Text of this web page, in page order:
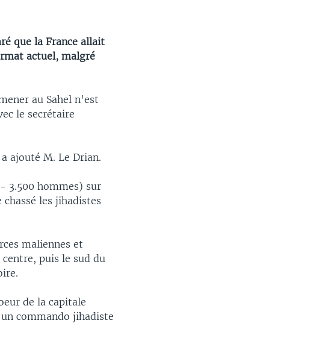
que la France allait
actuel, malgré
au Sahel n'est
le secrétaire
ajouté M. Le Drian.
3.500 hommes) sur
les jihadistes
maliennes et
puis le sud du
de la capitale
commando jihadiste